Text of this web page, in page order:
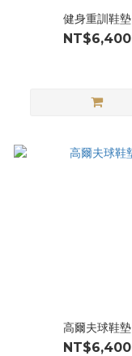
健身重訓鞋墊
NT$6,400
高爾夫球鞋墊
NT$6,400